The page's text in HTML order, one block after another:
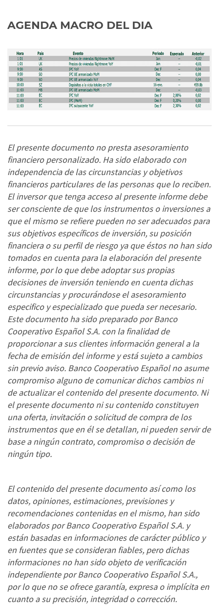
AGENDA MACRO DEL DIA
El presente documento no presta asesoramiento
financiero personalizado. Ha sido elaborado con
independencia de las circunstancias y objetivos
financieros particulares de las personas que lo reciben.
El inversor que tenga acceso al presente informe debe
ser consciente de que los instrumentos o inversiones a
que el mismo se refiere pueden no ser adecuados para
sus objetivos específicos de inversión, su posición
financiera o su perfil de riesgo ya que éstos no han sido
tomados en cuenta para la elaboración del presente
informe, por lo que debe adoptar sus propias
decisiones de inversión teniendo en cuenta dichas
circunstancias y procurándose el asesoramiento
especifico y especializado que pueda ser necesario.
Este documento ha sido preparado por Banco
Cooperativo Español S.A. con la finalidad de
proporcionar a sus clientes información general a la
fecha de emisión del informe y está sujeto a cambios
sin previo aviso. Banco Cooperativo Español no asume
compromiso alguno de comunicar dichos cambios ni
de actualizar el contenido del presente documento. Ni
el presente documento ni su contenido constituyen
una oferta, invitación o solicitud de compra de los
instrumentos que en él se detallan, ni pueden servir de
base a ningún contrato, compromiso o decisión de
ningún tipo.
El contenido del presente documento así como los
datos, opiniones, estimaciones, previsiones y
recomendaciones contenidas en el mismo, han sido
elaborados por Banco Cooperativo Español S.A. y
están basadas en informaciones de carácter público y
en fuentes que se consideran fiables, pero dichas
informaciones no han sido objeto de verificación
independiente por Banco Cooperativo Español S.A.,
por lo que no se ofrece garantía, expresa o implícita en
cuanto a su precisión, integridad o corrección.